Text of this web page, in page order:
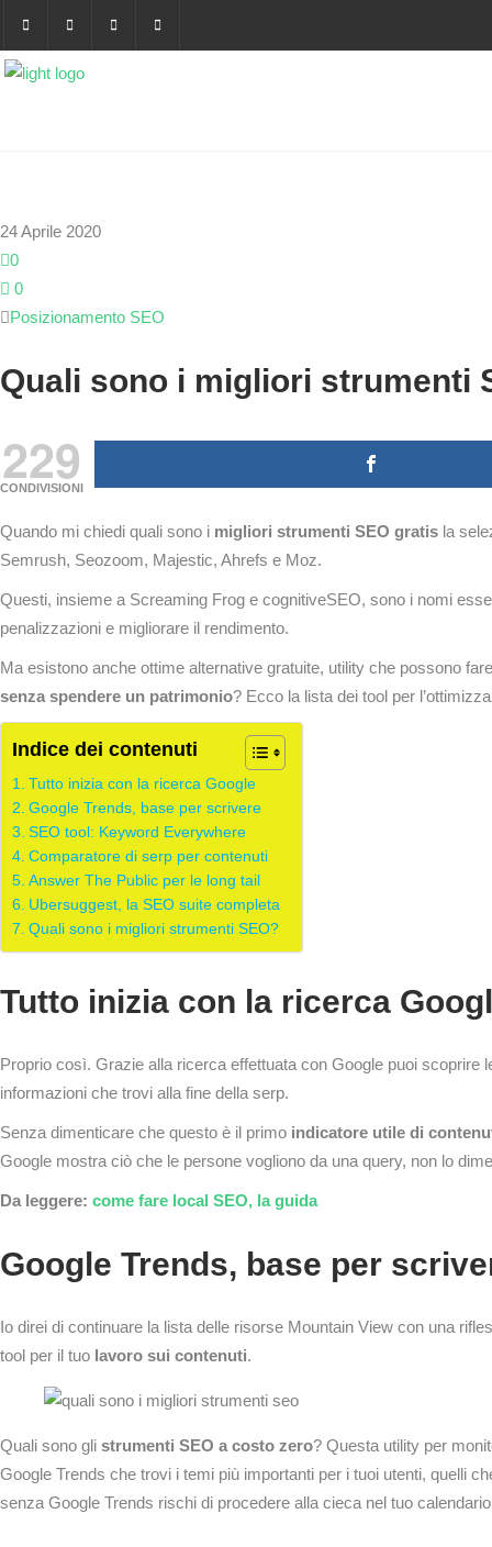
24 Aprile 2020
0
0
Posizionamento SEO
Quali sono i migliori strumenti
229
CONDIVISIONI
Quando mi chiedi quali sono i migliori strumenti SEO gratis la
Semrush, Seozoom, Majestic, Ahrefs e Moz.
Questi, insieme a Screaming Frog e cognitiveSEO, sono i nomi
penalizzazioni e migliorare il rendimento.
Ma esistono anche ottime alternative gratuite, utility che possono
senza spendere un patrimonio? Ecco la lista dei tool per
Indice dei contenuti
Tutto inizia con la ricerca Google
Google Trends, base per scrivere
SEO tool: Keyword Everywhere
Comparatore di serp per contenuti
Answer The Public per le long tail
Ubersuggest, la SEO suite completa
Quali sono i migliori strumenti SEO?
Tutto inizia con la ricerca
Proprio così. Grazie alla ricerca effettuata con Google puoi scoprire
informazioni che trovi alla fine della serp.
Senza dimenticare che questo è il primo indicatore utile di
Google mostra ciò che le persone vogliono da una query, non lo
Da leggere: come fare local SEO, la guida
Google Trends, base per
Io direi di continuare la lista delle risorse Mountain View con una
tool per il tuo lavoro sui contenuti.
Quali sono gli strumenti SEO a costo zero? Questa utility per
Google Trends che trovi i temi più importanti per i tuoi utenti, quelli
senza Google Trends rischi di procedere alla cieca nel tuo